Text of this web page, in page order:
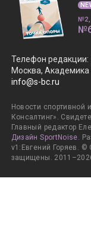
Телефон редакции:
Москва,
info@s-bc.ru
Новости спортивной
Консалтинг».
Главный редактор
Дизайн SportNoise.
v1:Евгений Горяев.
защищены.